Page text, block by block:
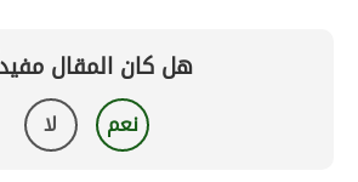
هل كان المقال
نعم لا